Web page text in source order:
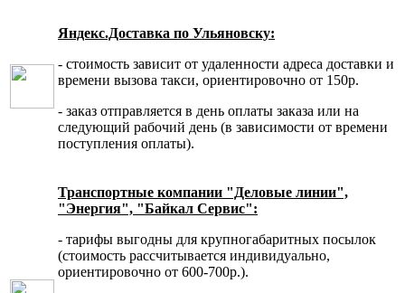
Яндекс.Доставка по Ульяновску:
- стоимость зависит от удаленности адреса доставки и
времени вызова такси, ориентировочно от 150р.
- заказ отправляется в день оплаты заказа или на
следующий рабочий день (в зависимости от времени
поступления оплаты).
Транспортные компании "Деловые линии",
"Энергия", "Байкал Сервис":
- тарифы выгодны для крупногабаритных посылок
(стоимость рассчитывается индивидуально,
ориентировочно от 600-700р.).